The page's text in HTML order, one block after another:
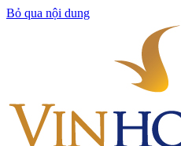
Bỏ qua nội dung